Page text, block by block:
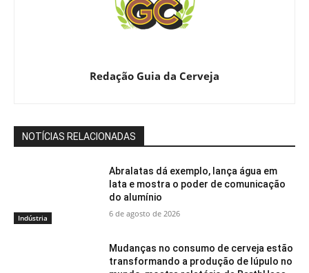
Redação Guia da Cerveja
NOTÍCIAS RELACIONADAS
Indústria
Abralatas dá exemplo, lança água em
lata e mostra o poder de comunicação
do alumínio
6 de agosto de 2026
Mudanças no consumo de cerveja estão
transformando a produção de lúpulo no